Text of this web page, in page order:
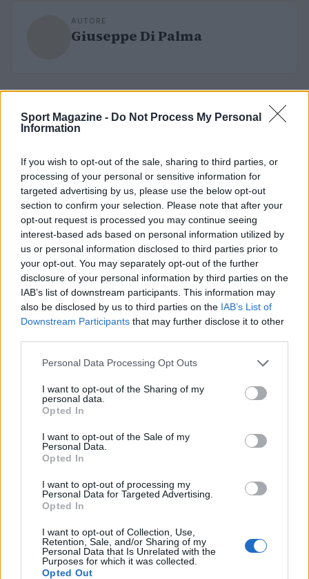
Sport Magazine - Do Not Process My Personal
Information
If you wish to opt-out of the sale, sharing to third parties, or
processing of your personal or sensitive information for
targeted advertising by us, please use the below opt-out
section to confirm your selection. Please note that after your
opt-out request is processed you may continue seeing
interest-based ads based on personal information utilized by
us or personal information disclosed to third parties prior to
your opt-out. You may separately opt-out of the further
disclosure of your personal information by third parties on the
IAB’s list of downstream participants. This information may
also be disclosed by us to third parties on the IAB’s List of
Downstream Participants that may further disclose it to other
Please note that this website/app uses one or more Google
not limited to your visit or usage behaviour. You may click to
grant or deny consent to Google and its third-party tags to
use your data for below specified purposes in below Google
consent section.
Personal Data Processing Opt Outs
I want to opt-out of the Sharing of my
personal data.
Opted In
I want to opt-out of the Sale of my
Personal Data.
Opted In
I want to opt-out of processing my
Personal Data for Targeted Advertising.
Opted In
I want to opt-out of Collection, Use,
Retention, Sale, and/or Sharing of my
Personal Data that Is Unrelated with the
Purposes for which it was collected.
Opted Out
AUTORE
Giuseppe Di Palma
Continua a leggere